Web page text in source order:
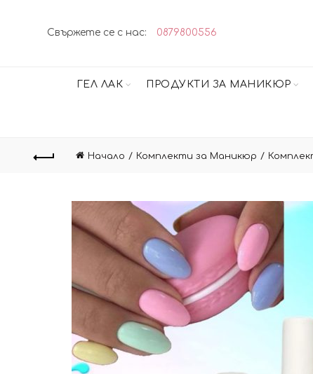
Свържете се с нас: 0879800556
ГЕЛ ЛАК ПРОДУКТИ ЗА МАНИКЮР
Начало Комплекти за Маникюр